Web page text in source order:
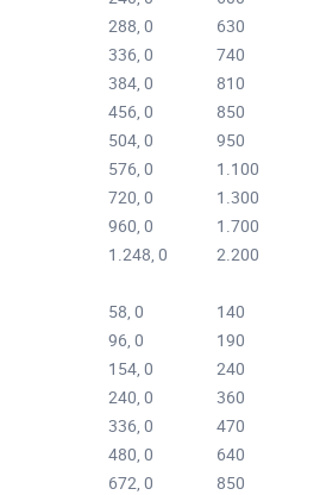
288, 0
630
336, 0
740
384, 0
810
456, 0
850
504, 0
950
576, 0
1.100
720, 0
1.300
960, 0
1.700
1.248, 0
2.200
58, 0
140
96, 0
190
154, 0
240
240, 0
360
336, 0
470
480, 0
640
672, 0
850